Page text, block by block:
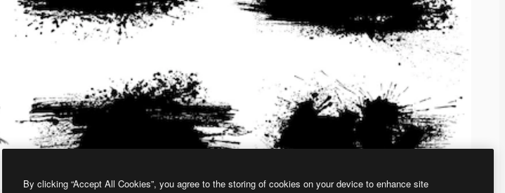
By clicking “Accept All Cookies”, you agree to the storing of cookies on your device to enhance site